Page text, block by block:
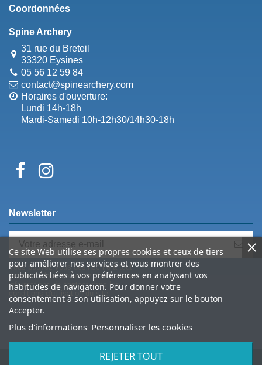
Coordonnées
Spine Archery
31 rue du Breteil
33320 Eysines
05 56 12 59 84
contact@spinearchery.com
Horaires d'ouverture:
Lundi 14h-18h
Mardi-Samedi 10h-12h30/14h30-18h
Ce site Web utilise ses propres cookies et ceux de tiers
pour améliorer nos services et vous montrer des
publicités liées à vos préférences en analysant vos
habitudes de navigation. Pour donner votre
consentement à son utilisation, appuyez sur le bouton
Accepter.
Plus d'informations Personnaliser les cookies
REJETER TOUT
Newsletter
Vous pouvez vous désinscrire à tout
moment. Vous trouverez pour cela nos
informations de contact dans les
conditions d'utilisation du site.